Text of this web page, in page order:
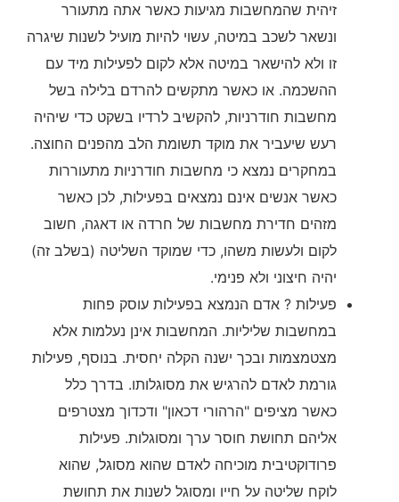
זיהית שהמחשבות מגיעות כאשר אתה מתעורר
ונשאר לשכב במיטה, עשוי להיות מועיל לשנות שיגרה
זו ולא להישאר במיטה אלא לקום לפעילות מיד עם
ההשכמה. או כאשר מתקשים להרדם בלילה בשל
מחשבות חודרניות, להקשיב לרדיו בשקט כדי שיהיה
רעש שיעביר את מוקד תשומת הלב מהפנים החוצה.
במחקרים נמצא כי מחשבות חודרניות מתעוררות
כאשר אנשים אינם נמצאים בפעילות, לכן כאשר
מזהים חדירת מחשבות של חרדה או דאגה, חשוב
לקום ולעשות משהו, כדי שמוקד השליטה (בשלב זה)
יהיה חיצוני ולא פנימי.
פעילות ? אדם הנמצא בפעילות עוסק פחות
במחשבות שליליות. המחשבות אינן נעלמות אלא
מצטמצמות ובכך ישנה הקלה יחסית. בנוסף, פעילות
גורמת לאדם להרגיש את מסוגלותו. בדרך כלל
כאשר מציפים "הרהורי דכאון" ודכדוך מצטרפים
אליהם תחושת חוסר ערך ומסוגלות. פעילות
פרודוקטיבית מוכיחה לאדם שהוא מסוגל, שהוא
לוקח שליטה על חייו ומסוגל לשנות את תחושת